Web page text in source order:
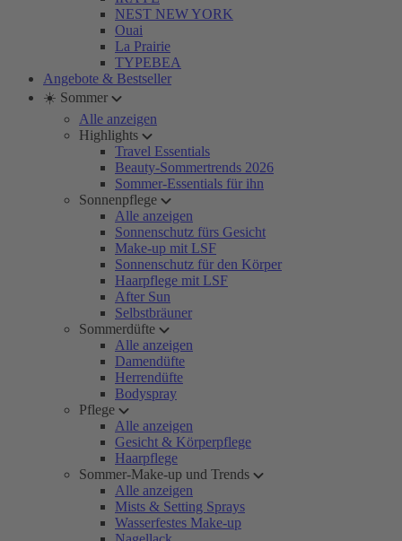
NEST NEW YORK
Ouai
La Prairie
TYPEBEA
Angebote & Bestseller
☀️ Sommer
Alle anzeigen
Highlights
Travel Essentials
Beauty-Sommertrends 2026
Sommer-Essentials für ihn
Sonnenpflege
Alle anzeigen
Sonnenschutz fürs Gesicht
Make-up mit LSF
Sonnenschutz für den Körper
Haarpflege mit LSF
After Sun
Selbstbräuner
Sommerdüfte
Alle anzeigen
Damendüfte
Herrendüfte
Bodyspray
Pflege
Alle anzeigen
Gesicht & Körperpflege
Haarpflege
Sommer-Make-up und Trends
Alle anzeigen
Mists & Setting Sprays
Wasserfestes Make-up